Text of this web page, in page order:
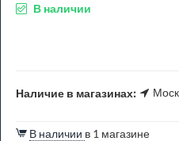
В наличии
Наличие в магазинах:
В наличии в 1 магазине